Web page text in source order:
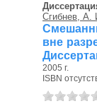
Сгибнев, А.
вне
2005 г.
ISBN